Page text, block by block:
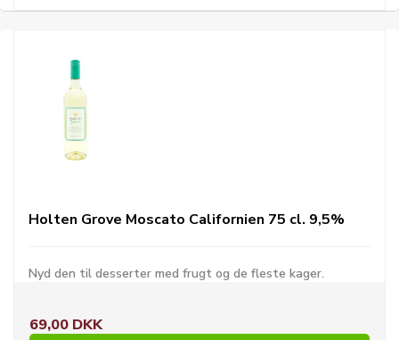
Holten Grove Moscato Californien 75 cl. 9,5%
Nyd den til desserter med frugt og de fleste kager.
69,00 DKK